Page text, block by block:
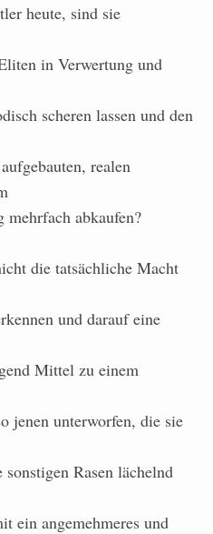
heute, sind sie
in Verwertung und
scheren lassen und den
realen
abkaufen?
die tatsächliche Macht
und darauf eine
Mittel zu einem
jenen unterworfen, die sie
Rasen lächelnd
ein angemehmeres und